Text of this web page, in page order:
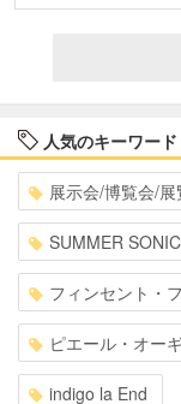
人気のキーワード
展示会/博覧会/展
SUMMER SONIC
フィンセント・
ピエール・オー
indigo la End